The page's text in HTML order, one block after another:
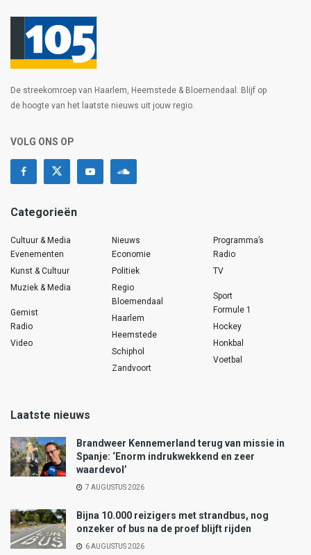
De streekomroep van Haarlem, Heemstede & Bloemendaal. Blijf op
de hoogte van het laatste nieuws uit jouw regio.
VOLG ONS OP
Categorieën
Cultuur & Media
Evenementen
Kunst & Cultuur
Muziek & Media
Gemist
Radio
Video
Nieuws
Economie
Politiek
Regio
Bloemendaal
Haarlem
Heemstede
Schiphol
Zandvoort
Programma’s
Radio
TV
Sport
Formule 1
Hockey
Honkbal
Voetbal
Laatste nieuws
Brandweer Kennemerland terug van missie in
Spanje: ‘Enorm indrukwekkend en zeer
waardevol’
7 AUGUSTUS 2026
Bijna 10.000 reizigers met strandbus, nog
onzeker of bus na de proef blijft rijden
6 AUGUSTUS 2026